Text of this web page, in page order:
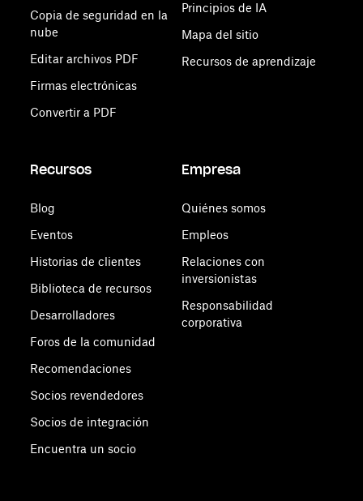
Copia de seguridad en la
nube
Editar archivos PDF
Firmas electrónicas
Convertir a PDF
Principios de IA
Mapa del sitio
Recursos de aprendizaje
Recursos
Blog
Eventos
Historias de clientes
Biblioteca de recursos
Desarrolladores
Foros de la comunidad
Recomendaciones
Socios revendedores
Socios de integración
Encuentra un socio
Empresa
Quiénes somos
Empleos
Relaciones con
inversionistas
Responsabilidad
corporativa